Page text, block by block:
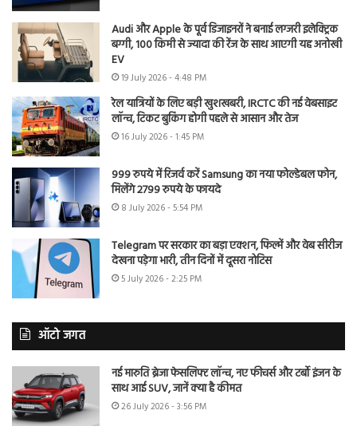
Audi और Apple के पूर्व डिजाइनरों ने बनाई लग्जरी इलेक्ट्रिक
बग्गी, 100 किमी से ज्यादा की रेंज के साथ आएगी यह अनोखी
EV
19 July 2026 - 4:48 PM
रेल यात्रियों के लिए बड़ी खुशखबरी, IRCTC की नई वेबसाइट
लॉन्च, टिकट बुकिंग होगी पहले से आसान और तेज
16 July 2026 - 1:45 PM
999 रुपये में रिजर्व करें Samsung का नया फोल्डेबल फोन,
मिलेंगे 2799 रुपये के फायदे
8 July 2026 - 5:54 PM
Telegram पर सरकार का बड़ा एक्शन, फिल्में और वेब सीरीज
देखना पड़ेगा भारी, तीन दिनों में दूसरा नोटिस
5 July 2026 - 2:25 PM
ऑटो जगत
नई मारुति ब्रेजा फेसलिफ्ट लॉन्च, नए फीचर्स और टर्बो इंजन के
साथ आई SUV, जानें क्या है कीमत
26 July 2026 - 3:56 PM